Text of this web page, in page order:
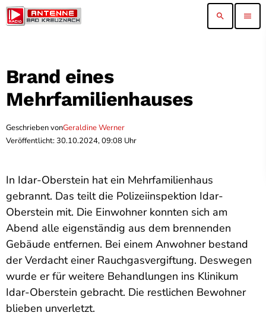
search menu
Brand eines
Mehrfamilienhauses
Geschrieben vonGeraldine Werner
Veröffentlicht: 30.10.2024, 09:08 Uhr
In Idar-Oberstein hat ein Mehrfamilienhaus
gebrannt. Das teilt die Polizeiinspektion Idar-
Oberstein mit. Die Einwohner konnten sich am
Abend alle eigenständig aus dem brennenden
Gebäude entfernen. Bei einem Anwohner bestand
der Verdacht einer Rauchgasvergiftung. Deswegen
wurde er für weitere Behandlungen ins Klinikum
Idar-Oberstein gebracht. Die restlichen Bewohner
blieben unverletzt.